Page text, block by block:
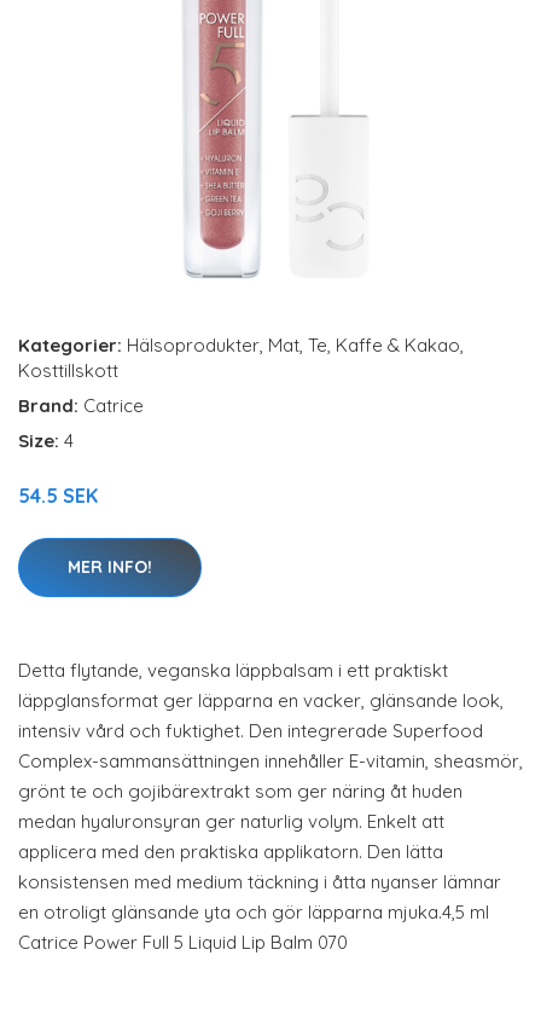
Kategorier: Hälsoprodukter, Mat, Te, Kaffe & Kakao,
Kosttillskott
Brand: Catrice
Size: 4
54.5 SEK
MER INFO!
Detta flytande, veganska läppbalsam i ett praktiskt
läppglansformat ger läpparna en vacker, glänsande look,
intensiv vård och fuktighet. Den integrerade Superfood
Complex-sammansättningen innehåller E-vitamin, sheasmör,
grönt te och gojibärextrakt som ger näring åt huden
medan hyaluronsyran ger naturlig volym. Enkelt att
applicera med den praktiska applikatorn. Den lätta
konsistensen med medium täckning i åtta nyanser lämnar
en otroligt glänsande yta och gör läpparna mjuka.4,5 ml
Catrice Power Full 5 Liquid Lip Balm 070